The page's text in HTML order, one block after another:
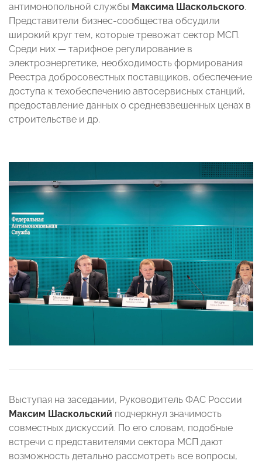
антимонопольной службы Максима Шаскольского.
Представители бизнес-сообщества обсудили
широкий круг тем, которые тревожат сектор МСП.
Среди них — тарифное регулирование в
электроэнергетике, необходимость формирования
Реестра добросовестных поставщиков, обеспечение
доступа к техобеспечению автосервисных станций,
предоставление данных о средневзвешенных ценах в
строительстве и др.
Выступая на заседании, Руководитель ФАС России
Максим Шаскольский подчеркнул значимость
совместных дискуссий. По его словам, подобные
встречи с представителями сектора МСП дают
возможность детально рассмотреть все вопросы,